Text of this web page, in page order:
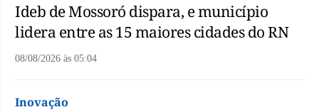
Ideb de Mossoró dispara, e município
lidera entre as 15 maiores cidades do RN
08/08/2026 às 05:04
Inovação